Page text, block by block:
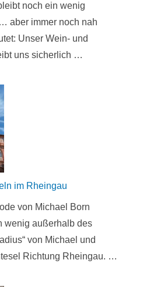
noch ein wenig
aber immer noch nah
Unser Wein- und
uns sicherlich …
im Rheingau
von Michael Born
wenig außerhalb des
von Michael und
Richtung Rheingau. …